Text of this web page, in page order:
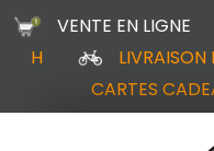
VENTE EN LIGNE
H
LIVRAISON
CARTES